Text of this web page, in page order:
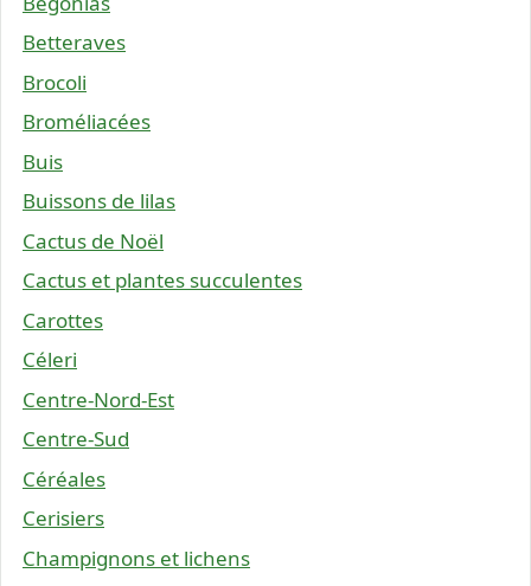
Betteraves
Brocoli
Broméliacées
Buis
Buissons de lilas
Cactus de Noël
Cactus et plantes succulentes
Carottes
Céleri
Centre-Nord-Est
Centre-Sud
Céréales
Cerisiers
Champignons et lichens